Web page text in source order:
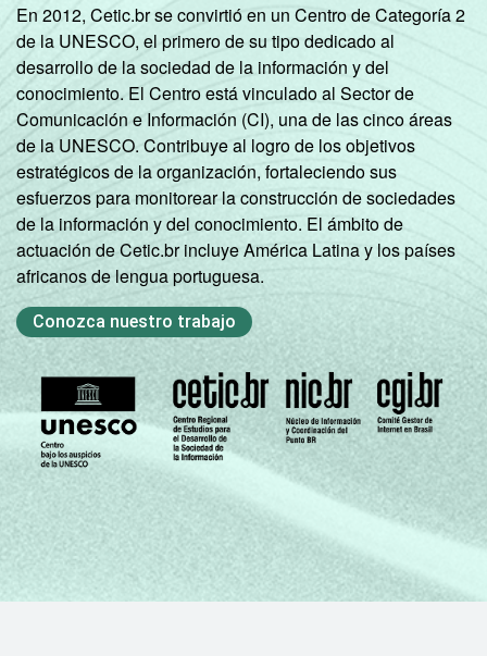
En 2012, Cetic.br se convirtió en un Centro de Categoría 2
de la UNESCO, el primero de su tipo dedicado al
desarrollo de la sociedad de la información y del
conocimiento. El Centro está vinculado al Sector de
Comunicación e Información (CI), una de las cinco áreas
de la UNESCO. Contribuye al logro de los objetivos
estratégicos de la organización, fortaleciendo sus
esfuerzos para monitorear la construcción de sociedades
de la información y del conocimiento. El ámbito de
actuación de Cetic.br incluye América Latina y los países
africanos de lengua portuguesa.
Conozca nuestro trabajo